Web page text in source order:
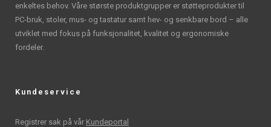
enkeltes behov. Våre største produktgrupper er støtteprodukter til
PC-bruk, stoler, mus- og tastatur samt hev- og senkbare bord – alle
utviklet med fokus på funksjonalitet, kvalitet og ergonomiske
fordeler.
Kundeservice
Registrer sak på vår Kundeportal